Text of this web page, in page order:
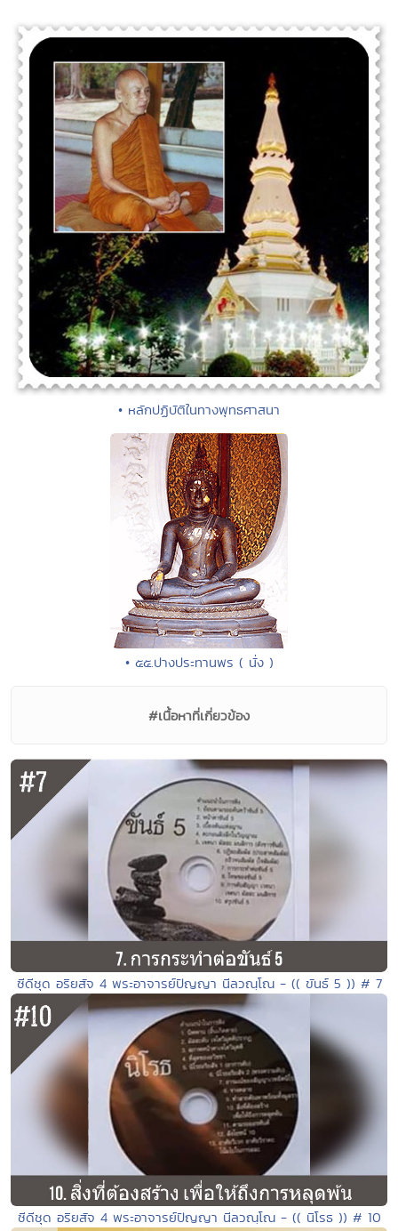
• หลักปฏิบัติในทางพุทธศาสนา
• ๕๕.ปางประทานพร ( นั่ง )
#เนื้อหาที่เกี่ยวข้อง
ซีดีชุด อริยสัจ 4 พระอาจารย์ปัญญา นีลวณฺโณ - (( ขันธ์ 5 )) # 7
ซีดีชุด อริยสัจ 4 พระอาจารย์ปัญญา นีลวณฺโณ - (( นิโรธ )) # 10